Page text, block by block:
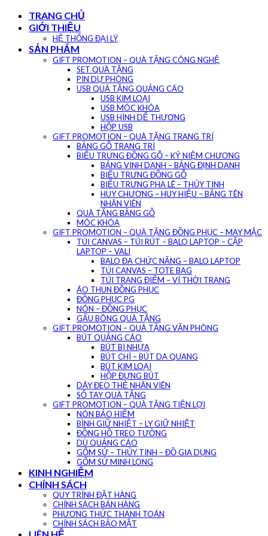
Skip
TRANG CHỦ
GIỚI THIỆU
HỆ THỐNG ĐẠI LÝ
SẢN PHẨM
GIFT PROMOTION – QUÀ TẶNG CÔNG NGHỆ
SET QUÀ TẶNG
PIN DỰ PHÒNG
USB QUÀ TẶNG QUẢNG CÁO
USB KIM LOẠI
USB MÓC KHÓA
USB HÌNH DỄ THƯƠNG
HỘP USB
GIFT PROMOTION – QUÀ TẶNG TRANG TRÍ
BẢNG GỖ TRANG TRÍ
BIỂU TRƯNG ĐỒNG GỖ – KỶ NIỆM CHƯƠNG
BẢNG VINH DANH – BẢNG ĐỊNH DANH
BIỂU TRƯNG ĐỒNG GỖ
BIỂU TRƯNG PHA LÊ – THỦY TINH
HUY CHƯƠNG – HUY HIỆU – BẢNG TÊN
NHÂN VIÊN
QUÀ TẶNG BẰNG GỖ
MÓC KHÓA
GIFT PROMOTION – QUÀ TẶNG ĐỒNG PHỤC – MAY MẶC
TÚI CANVAS – TÚI RÚT – BALO LAPTOP – CẶP
LAPTOP – VALI
BALO ĐA CHỨC NĂNG – BALO LAPTOP
TÚI CANVAS – TOTE BAG
TÚI TRANG ĐIỂM – VÍ THỜI TRANG
ÁO THUN ĐỒNG PHỤC
ĐỒNG PHỤC PG
NÓN – ĐỒNG PHỤC
GẤU BÔNG QUÀ TẶNG
GIFT PROMOTION – QUÀ TẶNG VĂN PHÒNG
BÚT QUẢNG CÁO
BÚT BI NHỰA
BÚT CHÌ – BÚT DA QUANG
BÚT KIM LOẠI
HỘP ĐỰNG BÚT
DÂY ĐEO THẺ NHÂN VIÊN
SỔ TAY QUÀ TẶNG
GIFT PROMOTION – QUÀ TẶNG TIỆN LỢI
NÓN BẢO HIỂM
BÌNH GIỮ NHIỆT – LY GIỮ NHIỆT
ĐỒNG HỒ TREO TƯỜNG
DÙ QUẢNG CÁO
GỐM SỨ – THỦY TINH – ĐỒ GIA DỤNG
GỐM SỨ MINH LONG
KINH NGHIỆM
CHÍNH SÁCH
QUY TRÌNH ĐẶT HÀNG
CHÍNH SÁCH BÁN HÀNG
PHƯƠNG THỨC THANH TOÁN
CHÍNH SÁCH BẢO MẬT